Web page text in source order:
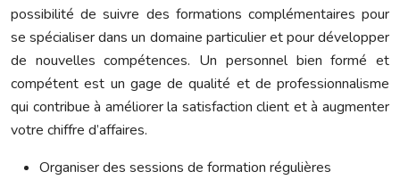
possibilité de suivre des formations complémentaires pour
se spécialiser dans un domaine particulier et pour développer
de nouvelles compétences. Un personnel bien formé et
compétent est un gage de qualité et de professionnalisme
qui contribue à améliorer la satisfaction client et à augmenter
votre chiffre d’affaires.
Organiser des sessions de formation régulières